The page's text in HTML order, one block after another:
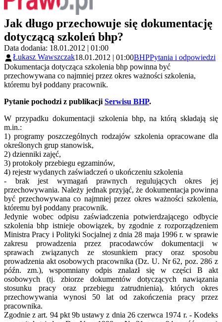
Jak długo przechowuje się dokumentację
dotyczącą szkoleń bhp?
Data dodania: 18.01.2012 | 01:00
Łukasz Wawszczak18.01.2012 | 01:00BHPPytania i odpowiedzi
Dokumentacja dotycząca szkolenia bhp powinna być
przechowywana co najmniej przez okres ważności szkolenia,
któremu był poddany pracownik.
Pytanie pochodzi z publikacji Serwisu BHP.
W przypadku dokumentacji szkolenia bhp, na którą składają się
m.in.:
1) programy poszczególnych rodzajów szkolenia opracowane dla
określonych grup stanowisk,
2) dzienniki zajęć,
3) protokoły przebiegu egzaminów,
4) rejestr wydanych zaświadczeń o ukończeniu szkolenia
- brak jest wymagań prawnych regulujących okres jej
przechowywania. Należy jednak przyjąć, że dokumentacja powinna
być przechowywana co najmniej przez okres ważności szkolenia,
któremu był poddany pracownik.
Jedynie wobec odpisu zaświadczenia potwierdzającego odbycie
szkolenia bhp istnieje obowiązek, by zgodnie z rozporządzeniem
Ministra Pracy i Polityki Socjalnej z dnia 28 maja 1996 r. w sprawie
zakresu prowadzenia przez pracodawców dokumentacji w
sprawach związanych ze stosunkiem pracy oraz sposobu
prowadzenia akt osobowych pracownika (Dz. U. Nr 62, poz. 286 z
późn. zm.), wspomniany odpis znalazł się w części B akt
osobowych (tj. zbiorze dokumentów dotyczących nawiązania
stosunku pracy oraz przebiegu zatrudnienia), których okres
przechowywania wynosi 50 lat od zakończenia pracy przez
pracownika.
Zgodnie z art. 94 pkt 9b ustawy z dnia 26 czerwca 1974 r. - Kodeks